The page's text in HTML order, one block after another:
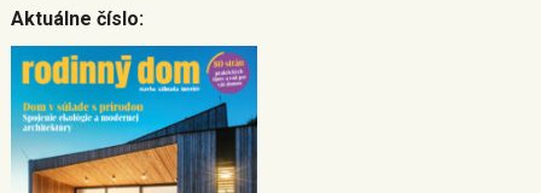
Aktuálne číslo: